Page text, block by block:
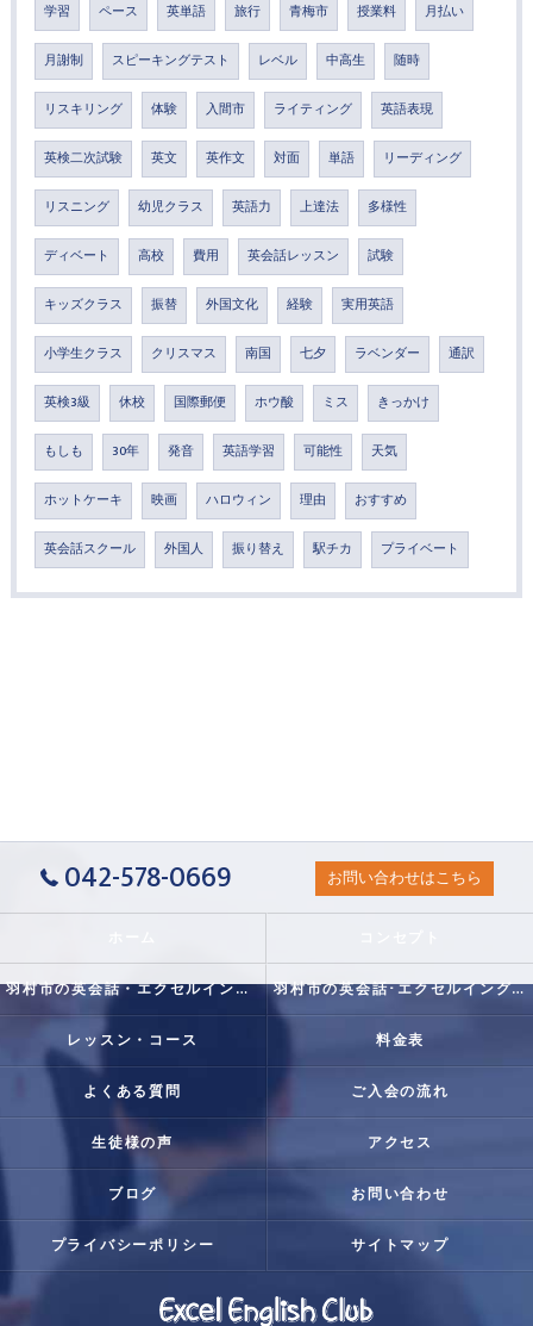
学習 ペース 英単語 旅行 青梅市 授業料 月払い
月謝制 スピーキングテスト レベル 中高生 随時
リスキリング 体験 入間市 ライティング 英語表現
英検二次試験 英文 英作文 対面 単語 リーディング
リスニング 幼児クラス 英語力 上達法 多様性
ディベート 高校 費用 英会話レッスン 試験
キッズクラス 振替 外国文化 経験 実用英語
小学生クラス クリスマス 南国 七夕 ラベンダー 通訳
英検3級 休校 国際郵便 ホウ酸 ミス きっかけ
もしも 30年 発音 英語学習 可能性 天気
ホットケーキ 映画 ハロウィン 理由 おすすめ
英会話スクール 外国人 振り替え 駅チカ プライベート
042-578-0669 お問い合わせはこちら
羽村市の英会話・エクセルイングリッシュクラブの口コミ情報 羽村市の英会話･エクセルイングリッシュクラブの評判
レッスン・コース 料金表
よくある質問 ご入会の流れ
生徒様の声 アクセス
ブログ お問い合わせ
プライバシーポリシー サイトマップ